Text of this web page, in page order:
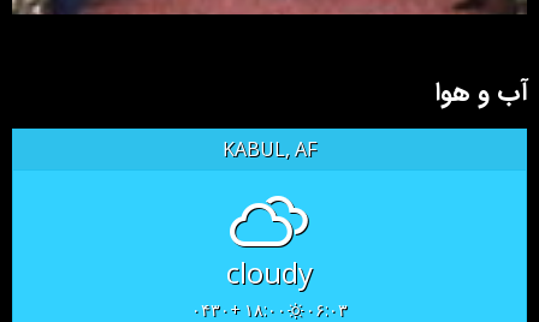
آب و هوا
KABUL, AF
cloudy
۰۶:۰۳ ۱۸:۰۰ +۰۴۳۰